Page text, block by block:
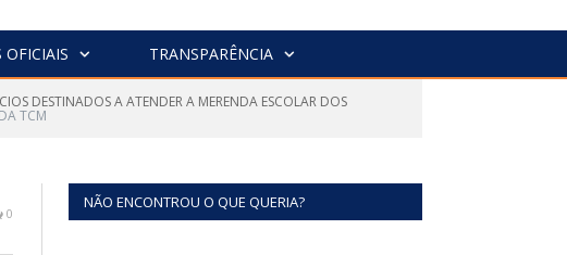
OFICIAIS TRANSPARÊNCIA
DESTINADOS A ATENDER A MERENDA ESCOLAR DOS
TCM
0
NÃO ENCONTROU O QUE QUERIA?